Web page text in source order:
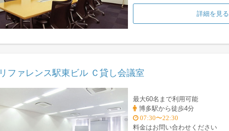
詳細を見る
リファレンス駅東ビル Ｃ貸し会議室
最大60名まで利用可能
博多駅から徒歩4分
07:30〜22:30
料金はお問い合わせください